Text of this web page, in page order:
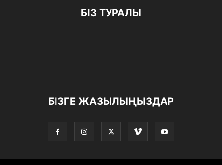
БІЗ ТУРАЛЫ
БІЗГЕ ЖАЗЫЛЫҢЫЗДАР